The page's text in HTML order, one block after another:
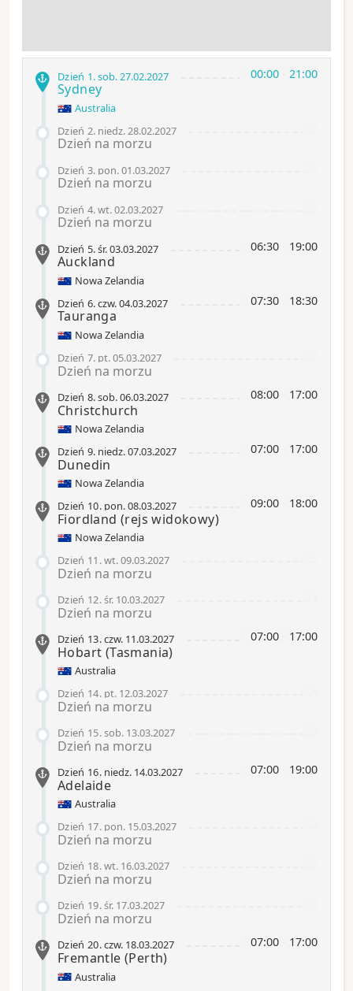
00:00 21:00
Dzień 1.sob.27.02.2027
Sydney
Australia
Dzień 2. niedz.28.02.2027
Dzień na morzu
Dzień 3. pon.01.03.2027
Dzień na morzu
Dzień 4.wt.02.03.2027
Dzień na morzu
06:30 19:00
Dzień 5.śr.03.03.2027
Auckland
Nowa Zelandia
07:30 18:30
Dzień 6.czw.04.03.2027
Tauranga
Nowa Zelandia
Dzień 7. pt.05.03.2027
Dzień na morzu
08:00 17:00
Dzień 8.sob.06.03.2027
Christchurch
Nowa Zelandia
07:00 17:00
Dzień 9. niedz.07.03.2027
Dunedin
Nowa Zelandia
09:00 18:00
Dzień 10. pon.08.03.2027
Fiordland(rejs widokowy)
Nowa Zelandia
Dzień 11 .wt.09.03.2027
Dzień na morzu
Dzień 12.śr.10.03.2027
Dzień na morzu
07:00 17:00
Dzień 13.czw.11.03.2027
Hobart (Tasmania)
Australia
Dzień 14. pt.12.03.2027
Dzień na morzu
Dzień 15.sob.13.03.2027
Dzień na morzu
07:00 19:00
Dzień 16. niedz.14.03.2027
Adelaide
Australia
Dzień 17. pon.15.03.2027
Dzień na morzu
Dzień 18.wt.16.03.2027
Dzień na morzu
Dzień 19.śr.17.03.2027
Dzień na morzu
07:00 17:00
Dzień 20.czw.18.03.2027
Fremantle(Perth)
Australia